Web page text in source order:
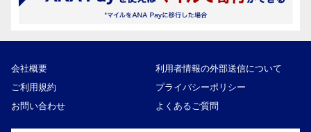
会社概要
利用者情報の外部送信について
ご利用規約
プライバシーポリシー
お問い合わせ
よくあるご質問